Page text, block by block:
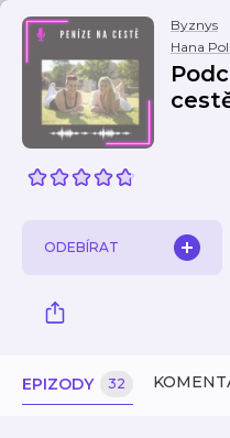
Byznys
Hana
ODEBÍRAT
EPIZODY 32